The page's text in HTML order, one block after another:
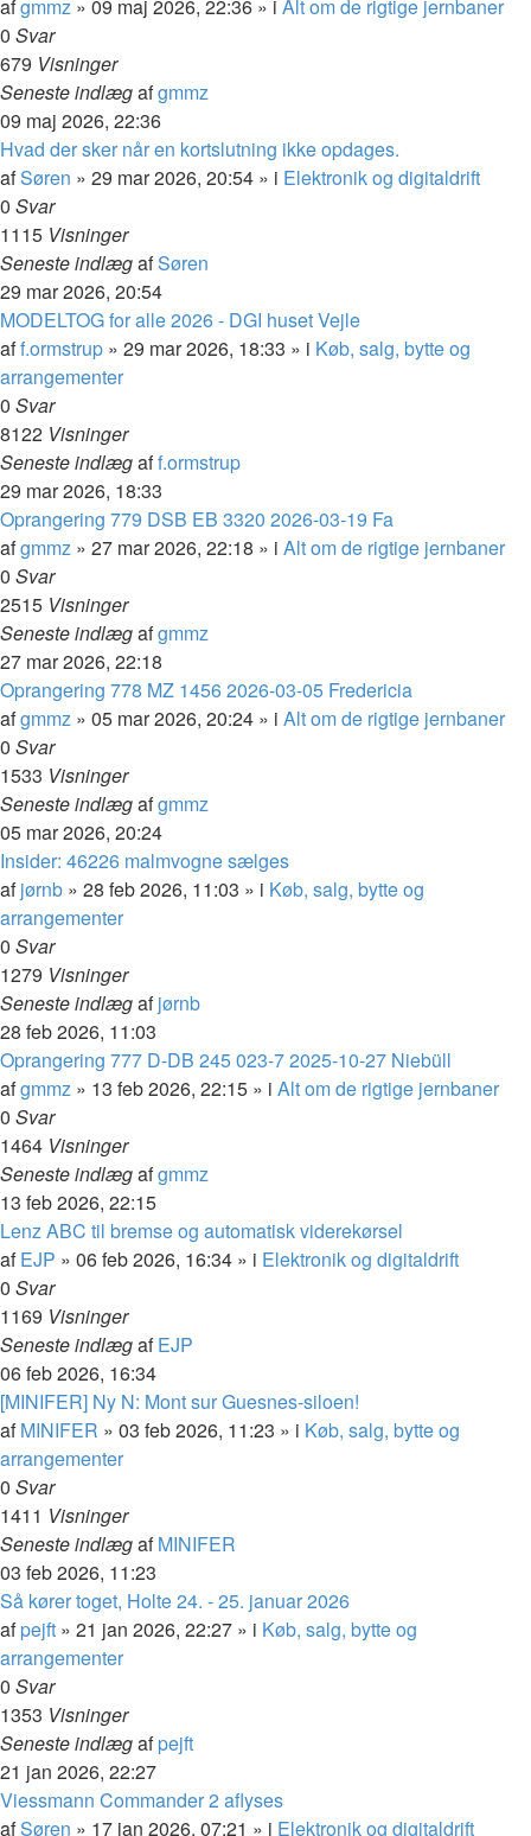
afgmmz » 09 maj 2026, 22:36 » i Alt om de rigtige jernbaner
0 Svar
679 Visninger
Seneste indlægafgmmz
09 maj 2026, 22:36
Hvad der sker når en kortslutning ikke opdages.
afSøren » 29 mar 2026, 20:54 » i Elektronik og digitaldrift
0 Svar
1115 Visninger
Seneste indlægafSøren
29 mar 2026, 20:54
MODELTOG for alle 2026 - DGI huset Vejle
aff.ormstrup » 29 mar 2026, 18:33 » i Køb, salg, bytte og
arrangementer
0 Svar
8122 Visninger
Seneste indlægaff.ormstrup
29 mar 2026, 18:33
Oprangering 779 DSB EB 3320 2026-03-19 Fa
afgmmz » 27 mar 2026, 22:18 » i Alt om de rigtige jernbaner
0 Svar
2515 Visninger
Seneste indlægafgmmz
27 mar 2026, 22:18
Oprangering 778 MZ 1456 2026-03-05 Fredericia
afgmmz » 05 mar 2026, 20:24 » i Alt om de rigtige jernbaner
0 Svar
1533 Visninger
Seneste indlægafgmmz
05 mar 2026, 20:24
Insider: 46226 malmvogne sælges
afjørnb » 28 feb 2026, 11:03 » i Køb, salg, bytte og
arrangementer
0 Svar
1279 Visninger
Seneste indlægafjørnb
28 feb 2026, 11:03
Oprangering 777 D-DB 245 023-7 2025-10-27 Niebüll
afgmmz » 13 feb 2026, 22:15 » i Alt om de rigtige jernbaner
0 Svar
1464 Visninger
Seneste indlægafgmmz
13 feb 2026, 22:15
Lenz ABC til bremse og automatisk viderekørsel
afEJP » 06 feb 2026, 16:34 » i Elektronik og digitaldrift
0 Svar
1169 Visninger
Seneste indlægafEJP
06 feb 2026, 16:34
[MINIFER] Ny N: Mont sur Guesnes-siloen!
afMINIFER » 03 feb 2026, 11:23 » i Køb, salg, bytte og
arrangementer
0 Svar
1411 Visninger
Seneste indlægafMINIFER
03 feb 2026, 11:23
Så kører toget, Holte 24. - 25. januar 2026
afpejft » 21 jan 2026, 22:27 » i Køb, salg, bytte og
arrangementer
0 Svar
1353 Visninger
Seneste indlægafpejft
21 jan 2026, 22:27
Viessmann Commander 2 aflyses
afSøren » 17 jan 2026, 07:21 » i Elektronik og digitaldrift